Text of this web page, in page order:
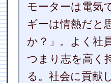
モーターは電気
ギーは情熱だと
か？」。よく社
つまり志を高く
る。社会に貢献